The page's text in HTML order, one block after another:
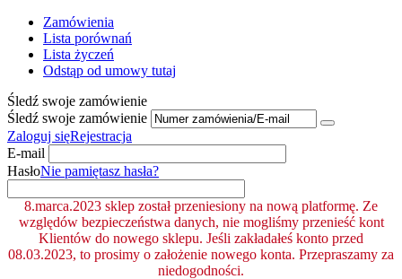
Zamówienia
Lista porównań
Lista życzeń
Odstąp od umowy tutaj
Śledź swoje zamówienie
Śledź swoje zamówienie
Zaloguj sięRejestracja
E-mail
HasłoNie pamiętasz hasła?
8.marca.2023 sklep został przeniesiony na nową platformę. Ze
względów bezpieczeństwa danych, nie mogliśmy przenieść kont
Klientów do nowego sklepu. Jeśli zakładałeś konto przed
08.03.2023, to prosimy o założenie nowego konta. Przepraszamy za
niedogodności.